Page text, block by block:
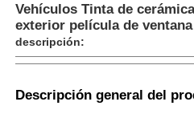
Inicio
Productos
Vehículos Tinta de
exterior película de
descripción:
Descripción general del